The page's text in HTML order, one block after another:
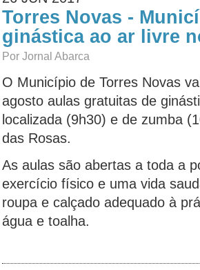
Torres Novas -
ginástica ao ar livre
Por Jornal Abarca
O Município de Torres Novas
agosto aulas gratuitas de
localizada (9h30) e de zumba
das Rosas.
As aulas são abertas a toda a
exercício físico e uma vida
roupa e calçado adequado à
água e toalha.